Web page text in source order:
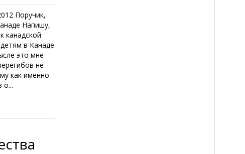
Поручик,
Напишу,
канадской
в Канаде
это мне
не
как именно
о...